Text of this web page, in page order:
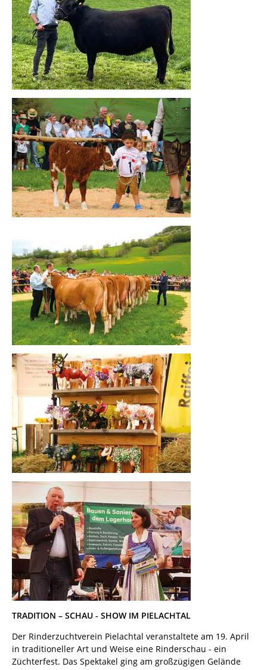
TRADITION – SCHAU - SHOW IM PIELACHTAL
Der Rinderzuchtverein Pielachtal veranstaltete am 19. April
in traditioneller Art und Weise eine Rinderschau - ein
Züchterfest. Das Spektakel ging am großzügigen Gelände